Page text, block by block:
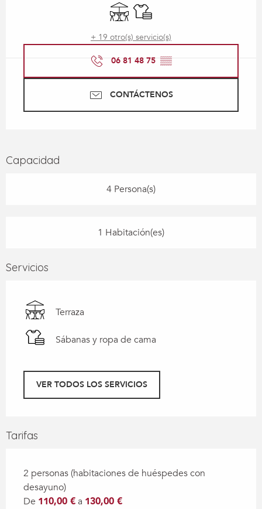
TerrazaSábanas y ropa de cama
+ 19 otro(s) servicio(s)
06 81 48 75 ▒▒
CONTÁCTENOS
Capacidad
4 Persona(s)
1 Habitación(es)
Servicios
Terraza
Sábanas y ropa de cama
VER TODOS LOS SERVICIOS
Tarifas
2 personas (habitaciones de huéspedes con
desayuno)
De 110,00 €a 130,00 €